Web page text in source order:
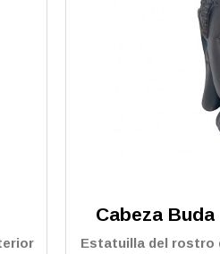
Cabeza
Estatuilla del rostro